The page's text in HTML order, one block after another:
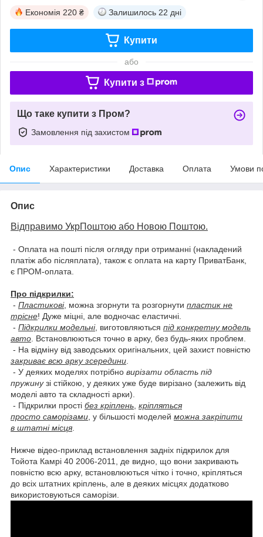
Економія 220 ₴ Залишилось 22 дні
Купити
або
Купити з
Що таке купити з Пром?
Замовлення під захистом
Опис Характеристики Доставка Оплата Умови
Опис
Відправимо УкрПоштою або Новою Поштою.
- Оплата на пошті після огляду при отриманні (накладений
платіж або післяплата), також є оплата на карту ПриватБанк,
є ПРОМ-оплата.
Про підкрилки:
- Пластикові, можна згорнути та розгорнути пластик не
трісне! Дуже міцні, але водночас еластичні.
- Підкрилки модельні, виготовляються під конкретну модель
авто . Встановлюються точно в арку, без будь-яких проблем.
- На відміну від заводських оригінальних, цей захист повністю
закриває всю арку зсередини
- У деяких моделях потрібно вирізати область під
пружинузі стійкою, у деяких уже буде вирізано (залежить від
моделі авто та складності арки).
- Підкрилки прості без кріплень кріпляться
просто саморізами , у більшості моделей можна закріпити
в штатні місця
Нижче відео-приклад встановлення задніх підкрилок для
Тойота Камрі 40 2006-2011, де видно, що вони закривають
повністю всю арку, встановлюються чітко і точно, кріпляться
до всіх штатних кріплень, але в деяких місцях додатково
використовуються саморізи.